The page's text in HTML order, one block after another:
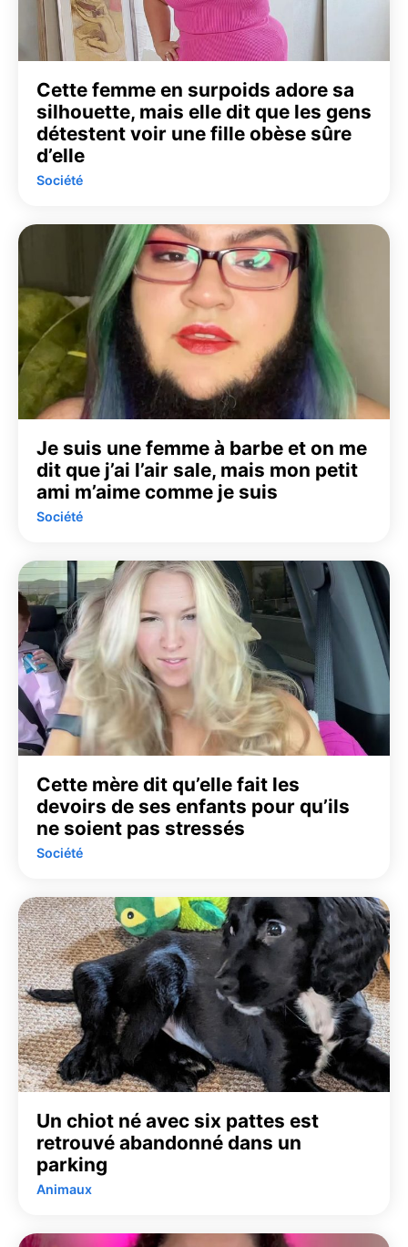
Cette femme en surpoids adore sa
silhouette, mais elle dit que les gens
détestent voir une fille obèse sûre
d’elle
Société
Je suis une femme à barbe et on me
dit que j’ai l’air sale, mais mon petit
ami m’aime comme je suis
Société
Cette mère dit qu’elle fait les
devoirs de ses enfants pour qu’ils
ne soient pas stressés
Société
Un chiot né avec six pattes est
retrouvé abandonné dans un
parking
Animaux